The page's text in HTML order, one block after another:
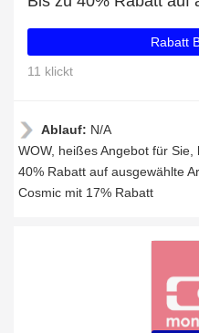
Rabatt
11 klickt
Ablauf: N/A
WOW, heißes Angebot für
40% Rabatt auf ausgewählte
Cosmic mit 17% Rabatt